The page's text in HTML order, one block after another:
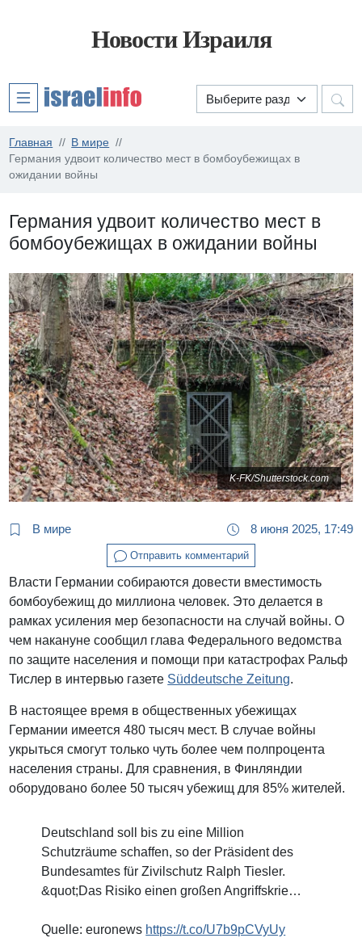
Новости Израиля
Главная
В мире
Германия удвоит количество мест в бомбоубежищах в
ожидании войны
Германия удвоит количество мест в
бомбоубежищах в ожидании войны
K-FK/Shutterstock.com
В мире 8 июня 2025, 17:49
Отправить комментарий
Власти Германии собираются довести вместимость
бомбоубежищ до миллиона человек. Это делается в
рамках усиления мер безопасности на случай войны. О
чем накануне сообщил глава Федерального ведомства
по защите населения и помощи при катастрофах Ральф
Тислер в интервью газете Süddeutsche Zeitung.
В настоящее время в общественных убежищах
Германии имеется 480 тысяч мест. В случае войны
укрыться смогут только чуть более чем полпроцента
населения страны. Для сравнения, в Финляндии
оборудовано более 50 тысяч убежищ для 85% жителей.
Deutschland soll bis zu eine Million
Schutzräume schaffen, so der Präsident des
Bundesamtes für Zivilschutz Ralph Tiesler.
&quot;Das Risiko einen großen Angriffskrie…
Quelle: euronews https://t.co/U7b9pCVyUy